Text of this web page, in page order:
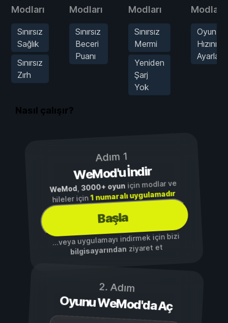
Modları
Sınırsız
Sağlık
Sınırsız
Zırh
Modları
Sınırsız
Beceri
Puanı
Modları
Sınırsız
Mermi
Yeniden
Şarj
Yok
Modları
Oyun
Hızını
Ayarla
Nasıl çalışır?
Adım 1
WeMod'u İndir
WeMod,3000+ oyuniçin modlar ve
hileler için1 numaralı uygulamadır
Başla
...veya uygulamayı indirmek için bizi
bilgisayarından ziyaret et
2. Adım
Oyunu WeMod'da Aç